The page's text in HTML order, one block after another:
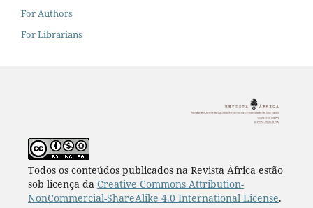
For Authors
For Librarians
Todos os conteúdos publicados na Revista África estão
sob licença da Creative Commons Attribution-
NonCommercial-ShareAlike 4.0 International License.